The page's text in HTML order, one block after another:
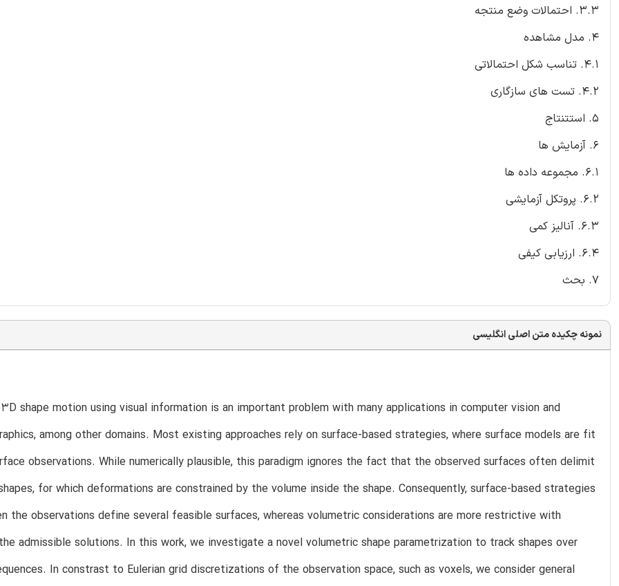
3.3. احتمالات وضع منتجه
4. مدل مشاهده
4.1. تناسب شکل احتمالاتی
4.2. تست های سازگاری
5. استتنتاج
6. آزمایش ها
6.1. مجموعه داده ها
6.2. پروتکل آزمایشی
6.3. آنالیز کمی
6.4. ارزیابی کیفی
7. بحث
نمونه چکیده متن اصلی انگلیسی
shape motion using visual information is an important problem with many applications in computer vision and
among other domains. Most existing approaches rely on surface-based strategies, where surface models are fit
observations. While numerically plausible, this paradigm ignores the fact that the observed surfaces often delimit
for which deformations are constrained by the volume inside the shape. Consequently, surface-based strategies
the observations define several feasible surfaces, whereas volumetric considerations are more restrictive with
admissible solutions. In this work, we investigate a novel volumetric shape parametrization to track shapes over
In constrast to Eulerian grid discretizations of the observation space, such as voxels, we consider general